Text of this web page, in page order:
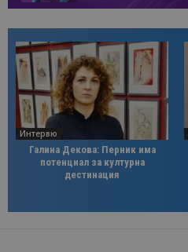
Интервю
Галина Декова: Перник има
потенциал за културна
дестинация